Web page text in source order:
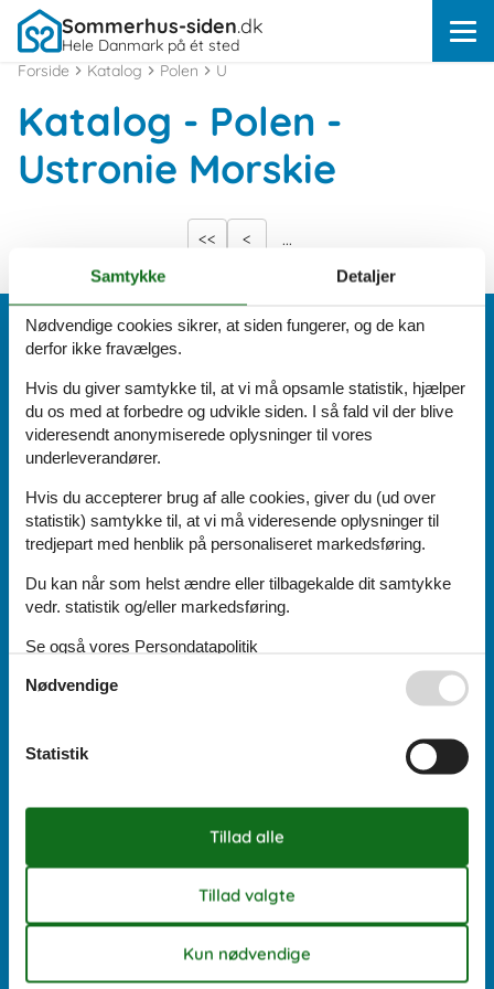
Sommerhus-siden.dk
Hele Danmark på ét sted
Forside
Katalog Polen U
Katalog - Polen -
Ustronie Morskie
<< < ...
Vi er her for dig
(+45) 8724 1270
Send os en mail:
info@sommerhus-siden.dk
Vi besvarer mails indenfor 24 timer, også i weekenden og på
Åbningstider uge 33:
Mandag: 10:00- 16:00
Tirsdag:
10:00-16:00
Torsdag:
10:00 -16:00
Fredag:
10:00
Lørdag:
Lukket
Kontakt
Nyhedsbrev
FAQ
Tilbud og rabatter
Samtykke Detaljer
Nødvendige cookies sikrer, at siden fungerer, og de kan
derfor ikke fravælges.
Hvis du giver samtykke til, at vi må opsamle statistik, hjælper
du os med at forbedre og udvikle siden. I så fald vil der blive
videresendt anonymiserede oplysninger til vores
underleverandører.
Hvis du accepterer brug af alle cookies, giver du (ud over
statistik) samtykke til, at vi må videresende oplysninger til
tredjepart med henblik på personaliseret markedsføring.
Du kan når som helst ændre eller tilbagekalde dit samtykke
vedr. statistik og/eller markedsføring.
Se også vores Persondatapolitik
Nødvendige
Statistik